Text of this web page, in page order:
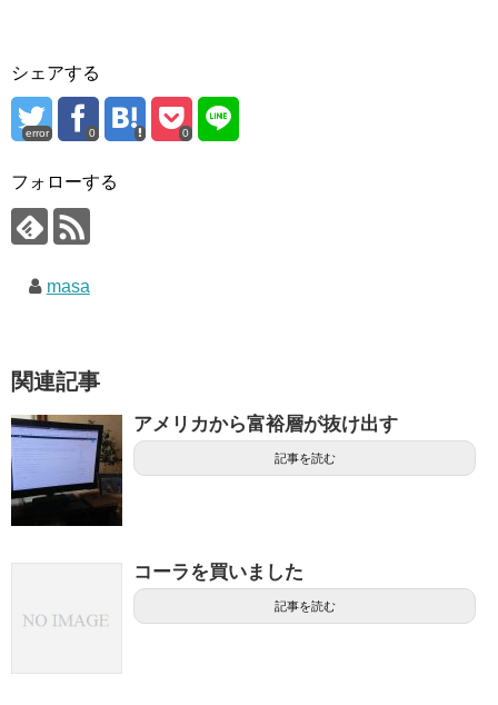
シェアする
error 0 0
フォローする
masa
関連記事
アメリカから富裕層が抜け出す
記事を読む
コーラを買いました
記事を読む